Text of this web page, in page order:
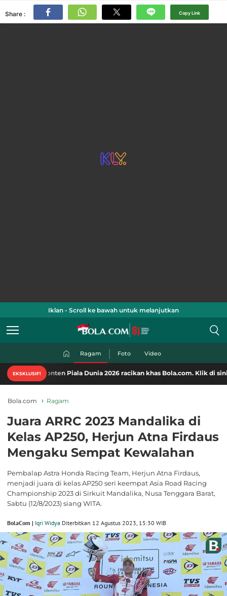
Share : Copy Link
Iklan - Scroll ke bawah untuk melanjutkan
Ragam Foto Video
EKSKLUSIF!
Piala Dunia 2026 racikan khas Bola.com. Klik di sini!
Bola.com Ragam
Juara ARRC 2023 Mandalika di
Kelas AP250, Herjun Atna Firdaus
Mengaku Sempat Kewalahan
Pembalap Astra Honda Racing Team, Herjun Atna Firdaus,
menjadi juara di kelas AP250 seri keempat Asia Road Racing
Championship 2023 di Sirkuit Mandalika, Nusa Tenggara Barat,
Sabtu (12/8/2023) siang WITA.
BolaCom | Iqri Widya Diterbitkan 12 Agustus 2023, 15:30 WIB